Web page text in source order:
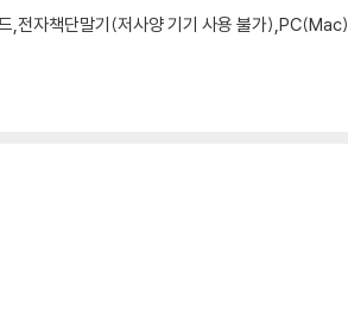
,전자책단말기(저사양 기기 사용 불가),PC(Mac)